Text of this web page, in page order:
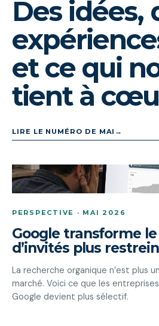
Des idées,
et ce qui
tient à
LIRE LE NUMÉRO DE MAI →
PERSPECTIVE · MAI 2026
Google transforme
d’invités plus
La recherche organique n’est plus
marché. Voici ce que les
Google devient plus sélectif.